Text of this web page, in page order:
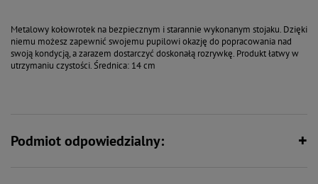
Metalowy kołowrotek na bezpiecznym i starannie wykonanym stojaku. Dzięki
niemu możesz zapewnić swojemu pupilowi okazję do popracowania nad
swoją kondycją, a zarazem dostarczyć doskonałą rozrywkę. Produkt łatwy w
utrzymaniu czystości. Średnica: 14 cm
Podmiot odpowiedzialny: